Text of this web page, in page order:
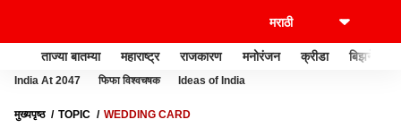
ताज्या बातम्या महाराष्ट्र राजकारण मनोरंजन क्रीडा बिझनेस
India At 2047 फिफा विश्वचषक Ideas of India
मुख्यपृष्ठ TOPIC WEDDING CARD